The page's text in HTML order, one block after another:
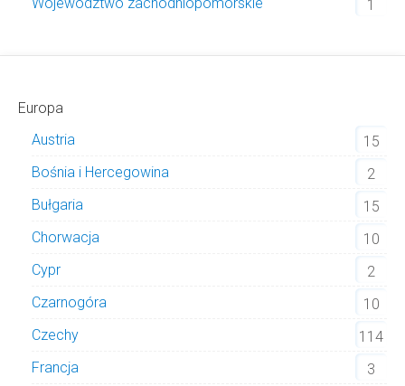
1
Europa
Austria
15
Bośnia i Hercegowina
2
Bułgaria
15
Chorwacja
10
Cypr
2
Czarnogóra
10
Czechy
114
Francja
3